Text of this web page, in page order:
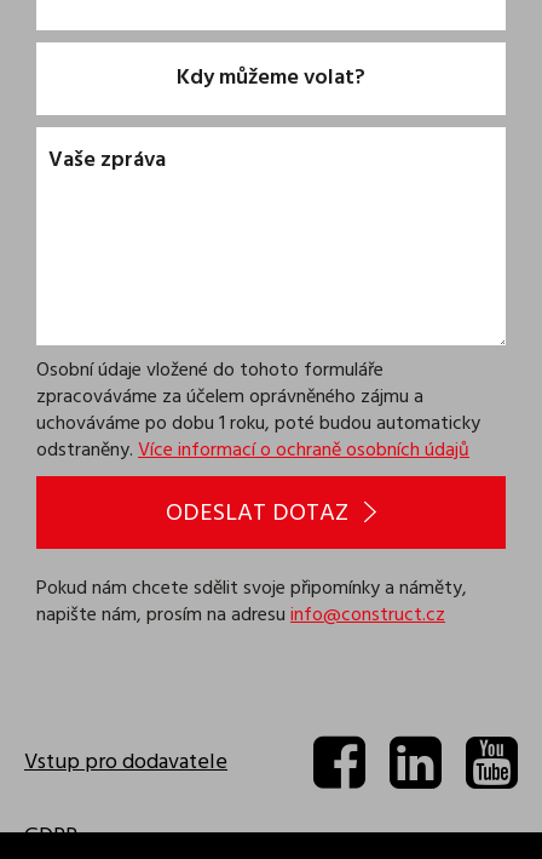
Osobní údaje vložené do tohoto formuláře
zpracováváme za účelem oprávněného zájmu a
uchováváme po dobu 1 roku, poté budou automaticky
odstraněny.Více informací o ochraně osobních údajů
ODESLAT DOTAZ
Pokud nám chcete sdělit svoje připomínky a náměty,
napište nám, prosím na adresuinfo@construct.cz
Vstup pro dodavatele
GDPR